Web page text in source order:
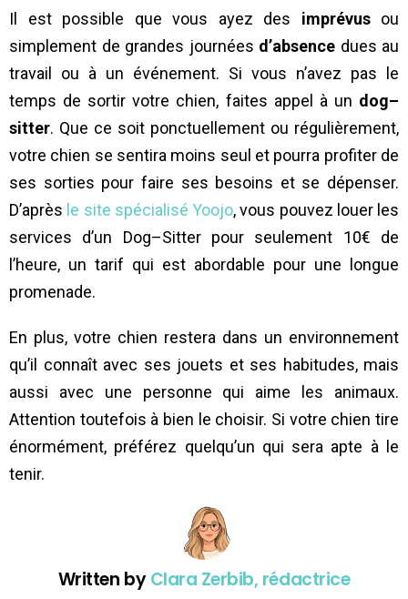
Il est possible que vous ayez des imprévusou
simplement de grandes journées d’absence dues au
travail ou à un événement. Si vous n’avez pas le
temps de sortir votre chien, faites appel à un dog–
sitter. Que ce soit ponctuellement ou régulièrement,
votre chien se sentira moins seul et pourra profiter de
ses sorties pour faire ses besoins et se dépenser.
D’après le site spécialisé Yoojo, vous pouvez louer les
services d’un Dog–Sitterpour seulement 10€ de
l’heure, un tarif qui est abordable pour une longue
promenade.
En plus, votre chien restera dans un environnement
qu’il connaît avec ses jouets et ses habitudes, mais
aussi avec une personne qui aime les animaux.
Attention toutefois à bien le choisir. Si votre chien tire
énormément, préférez quelqu’un qui sera apte à le
tenir.
Written byClara Zerbib, rédactrice